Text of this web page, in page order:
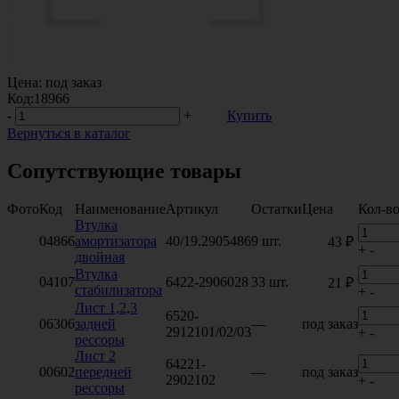
Цена: под заказ
Код:18966
-
+
Купить
Вернуться в каталог
Сопутствующие товары
ФотоКод НаименованиеАртикул ОстаткиЦена Кол-во
04866
Втулка
амортизатора
двойная
40/19.29054869 шт. 43 ₽
+ -
04107
Втулка
стабилизатора
6422-2906028 33 шт. 21 ₽
+ -
06306
Лист 1,2,3
задней
рессоры
6520-
2912101/02/03
— под заказ
+ -
00602
Лист 2
передней
рессоры
64221-
2902102
— под заказ
+ -